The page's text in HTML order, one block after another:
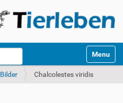
Toggle
Bilder Chalcolestes viridis